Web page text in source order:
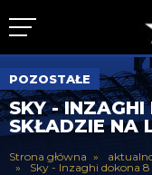
KLUB
DRUŻYNA
SERIE A
POZOSTAŁE
SKY -
SKŁADZIE NA
Strona główna
Sky - Inzaghi dokona